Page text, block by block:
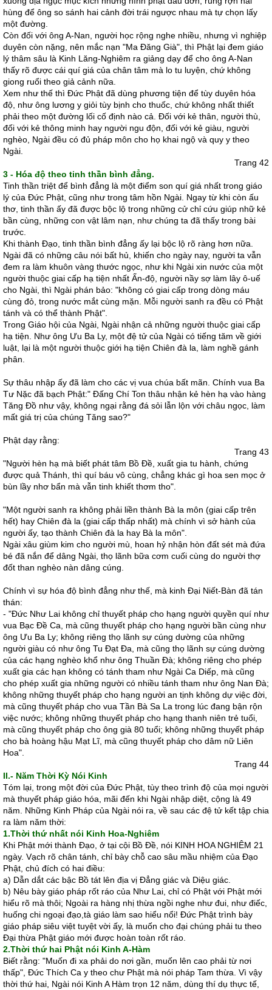
hùng để ông so sánh hai cảnh đời trái ngược nhau mà tự chọn lấy
một đường.
Còn đối với ông A-Nan, người học rộng nghe nhiều, nhưng vì nghiệp
duyên còn nặng, nên mắc nạn "Ma Ðăng Già", thì Phật lại đem giáo
lý thâm sâu là Kinh Lăng-Nghiêm ra giảng dạy để cho ông A-Nan
thấy rõ được cái quí giá của chân tâm mà lo tu luyện, chứ không
giong ruổi theo giả cảnh nữa.
Xem như thế thì Ðức Phật đã dùng phương tiện để tùy duyên hóa
độ, như ông lương y giỏi tùy bịnh cho thuốc, chứ không nhất thiết
phải theo một đường lối cố định nào cả. Ðối với kẻ thân, người thù,
đối với kẻ thông minh hay người ngu độn, đối với kẻ giàu, người
nghèo, Ngài đều có đủ pháp môn cho họ khai ngộ và quy y theo
Ngài.
Trang 42
3 - Hóa độ theo tinh thần bình đẳng.
Tinh thần triệt để bình đẳng là một điểm son quí giá nhất trong giáo
lý của Ðức Phật, cũng như trong tâm hồn Ngài. Ngay từ khi còn ấu
thơ, tinh thần ấy đã được bộc lộ trong những cử chỉ cứu giúp nhữ kẻ
bần cùng, những con vật lâm nạn, như chúng ta đã thấy trong bài
trước.
Khi thành Ðạo, tinh thần bình đẳng ấy lại bộc lộ rõ ràng hơn nữa.
Ngài đã có những câu nói bất hủ, khiến cho ngày nay, người ta vẫn
đem ra làm khuôn vàng thước ngọc, như khi Ngài xin nước của một
người thuộc giai cấp hạ tiện nhất Ấn-độ, người nầy sợ làm lây ô-uế
cho Ngài, thì Ngài phán bảo: "không có giai cấp trong dòng máu
cùng đỏ, trong nước mắt cùng mặn. Mỗi người sanh ra đều có Phật
tánh và có thể thành Phật".
Trong Giáo hội của Ngài, Ngài nhận cả những người thuộc giai cấp
hạ tiện. Như ông Ưu Ba Ly, một đệ tử của Ngài có tiếng tăm về giới
luật, lại là một người thuộc giới hạ tiện Chiên đà la, làm nghề gánh
phân.
Sự thâu nhập ấy đã làm cho các vị vua chúa bất mãn. Chính vua Ba
Tư Nặc đã bạch Phật:" Ðấng Chí Ton thâu nhận kẻ hèn hạ vào hàng
Tăng Ðồ như vậy, không ngại rằng đá sỏi lẫn lộn với châu ngọc, làm
mất giá trị của chúng Tăng sao?"
Phật dạy rằng:
Trang 43
"Người hèn hạ mà biết phát tâm Bồ Ðề, xuất gia tu hành, chứng
được quả Thánh, thì quí báu vô cùng, chẳng khác gì hoa sen mọc ở
bùn lầy nhơ bẩn mà vẫn tinh khiết thơm tho".
"Một người sanh ra không phải liền thành Bà la môn (giai cấp trên
hết) hay Chiên đà la (giai cấp thấp nhất) mà chính vì sở hành của
người ấy, tạo thành Chiên đà la hay Bà la môn".
Ngài xâu giùm kim cho người mù, hoan hỷ nhận hòn đất sét mà đứa
bé đã nắn để dâng Ngài, thọ lãnh bữa cơm cuối cùng do người thợ
đốt than nghèo nàn dâng cúng.
Chính vì sự hóa độ bình đẳng như thế, mà kinh Ðại Niết-Bàn đã tán
thán:
- "Ðức Như Lai không chỉ thuyết pháp cho hạng người quyền quí như
vua Bạc Ðề Ca, mà cũng thuyết pháp cho hạng người bần cùng như
ông Ưu Ba Ly; không riêng thọ lãnh sự cúng dường của những
người giàu có như ông Tu Ðạt Ða, mà cũng thọ lãnh sự cúng dường
của các hạng nghèo khổ như ông Thuần Ðà; không riêng cho phép
xuất gia các hạn không có tánh tham như Ngài Ca Diếp, mà cũng
cho phép xuất gia những người có nhiều tánh tham như ông Nan Ðà;
không những thuyết pháp cho hạng người an tịnh không dự việc đời,
mà cũng thuyết pháp cho vua Tần Bà Sa La trong lúc đang bận rộn
việc nước; không những thuyết pháp cho hạng thanh niên trẻ tuổi,
mà cũng thuyết pháp cho ông già 80 tuổi; không những thuyết pháp
cho bà hoàng hậu Mạt Lĩ, mà cũng thuyết pháp cho dâm nữ Liên
Hoa".
Trang 44
II.- Năm Thời Kỳ Nói Kinh
Tóm lại, trong một đời của Ðức Phật, tùy theo trình độ của mọi người
mà thuyết pháp giáo hóa, mãi đến khi Ngài nhập diệt, cộng là 49
năm. Những Kinh Pháp của Ngài nói ra, về sau các đệ tử kết tập chia
ra làm năm thời:
1.Thời thứ nhất nói Kinh Hoa-Nghiêm
Khi Phật mới thành Ðạo, ở tại cội Bồ Ðề, nói KINH HOA NGHIÊM 21
ngày. Vạch rõ chân tánh, chỉ bày chỗ cao sâu mầu nhiệm của Ðạo
Phật, chủ đích có hai điều:
a) Dẫn dắt các bậc Bồ tát lên địa vị Ðẳng giác và Diệu giác.
b) Nêu bày giáo pháp rốt ráo của Như Lai, chỉ có Phật với Phật mới
hiểu rõ mà thôi; Ngoài ra hàng nhị thừa ngồi nghe như đui, như điếc,
huống chi ngoại đạo,tà giáo làm sao hiểu nổi! Ðức Phật trình bày
giáo pháp siêu việt tuyệt vời ấy, là muốn cho đại chúng phải tu theo
Ðại thừa Phật giáo mới được hoàn toàn rốt ráo.
2.Thời thứ hai Phật nói Kinh A-Hàm
Biết rằng: "Muốn đi xa phải do nơi gần, muốn lên cao phải từ nơi
thấp", Ðức Thích Ca y theo chư Phật mà nói pháp Tam thừa. Vì vậy
thời thứ hai, Ngài nói Kinh A Hàm trọn 12 năm, dùng thí dụ thực tế,